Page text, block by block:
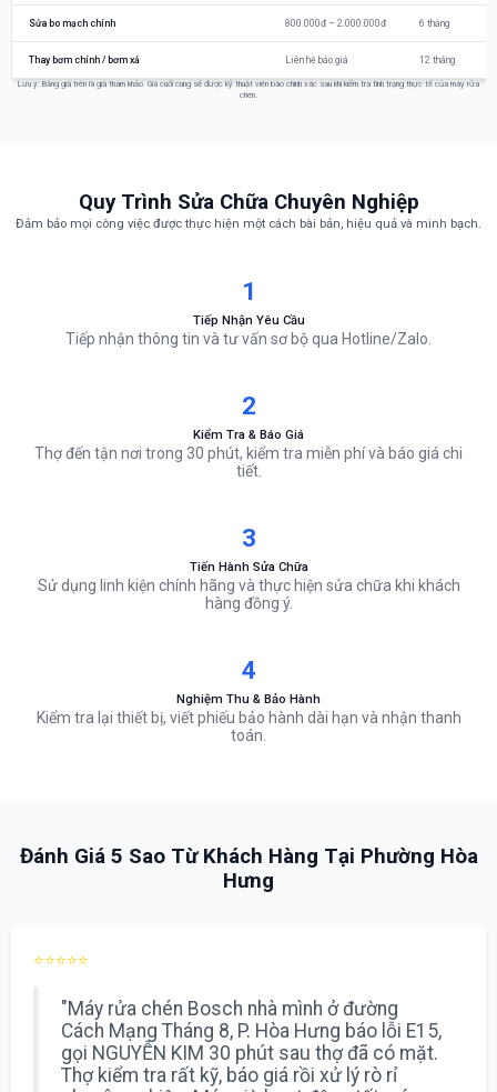
Sửa bo mạch chính 800.000đ – 2.000.000đ 6 tháng
Thay bơm chính / bơm xả Liên hệ báo giá 12 tháng
Lưu ý: Bảng giá trên là giá tham khảo. Giá cuối cùng sẽ được kỹ thuật viên báo chính xác sau khi kiểm tra tình trạng thực tế của máy rửa
chén.
Quy Trình Sửa Chữa Chuyên Nghiệp
Đảm bảo mọi công việc được thực hiện một cách bài bản, hiệu quả và minh bạch.
1
Tiếp Nhận Yêu Cầu
Tiếp nhận thông tin và tư vấn sơ bộ qua Hotline/Zalo.
2
Kiểm Tra & Báo Giá
Thợ đến tận nơi trong 30 phút, kiểm tra miễn phí và báo giá chi
tiết.
3
Tiến Hành Sửa Chữa
Sử dụng linh kiện chính hãng và thực hiện sửa chữa khi khách
hàng đồng ý.
4
Nghiệm Thu & Bảo Hành
Kiểm tra lại thiết bị, viết phiếu bảo hành dài hạn và nhận thanh
toán.
Đánh Giá 5 Sao Từ Khách Hàng Tại Phường Hòa
Hưng
⭐⭐⭐⭐⭐
"Máy rửa chén Bosch nhà mình ở đường
Cách Mạng Tháng 8, P. Hòa Hưng báo lỗi E15,
gọi NGUYỄN KIM 30 phút sau thợ đã có mặt.
Thợ kiểm tra rất kỹ, báo giá rồi xử lý rò rỉ